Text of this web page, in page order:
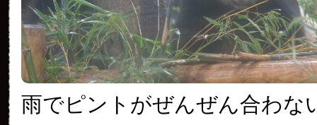
雨でピントがぜんぜん合わな